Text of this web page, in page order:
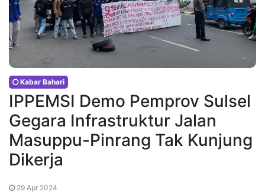
Kabar Bahari
IPPEMSI Demo Pemprov Sulsel
Gegara Infrastruktur Jalan
Masuppu-Pinrang Tak Kunjung
Dikerja
29 Apr 2024